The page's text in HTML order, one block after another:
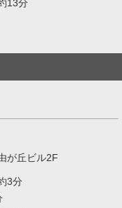
13分
が丘ビル2F
3分